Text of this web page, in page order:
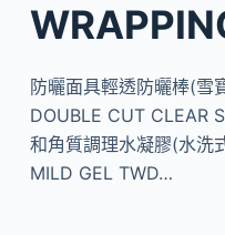
防曬面具輕透防曬棒(
DOUBLE CUT CLEAR
和角質調理水凝膠(水洗
MILD GEL TWD…